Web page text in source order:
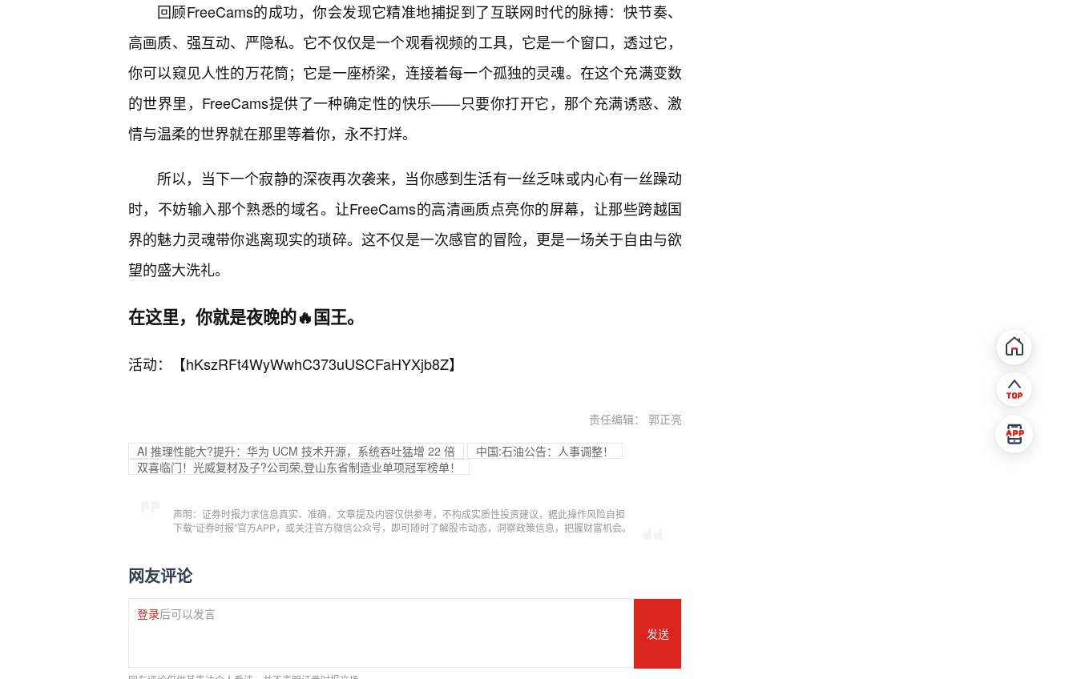
回顾FreeCams的成功，你会发现它精准地捕捉到了互联网时代的脉搏：快节奏、
高画质、强互动、严隐私。它不仅仅是一个观看视频的工具，它是一个窗口，透过它，
你可以窥见人性的万花筒；它是一座桥梁，连接着每一个孤独的灵魂。在这个充满变数
的世界里，FreeCams提供了一种确定性的快乐——只要你打开它，那个充满诱惑、激
情与温柔的世界就在那里等着你，永不打烊。
所以，当下一个寂静的深夜再次袭来，当你感到生活有一丝乏味或内心有一丝躁动
时，不妨输入那个熟悉的域名。让FreeCams的高清画质点亮你的屏幕，让那些跨越国
界的魅力灵魂带你逃离现实的琐碎。这不仅是一次感官的冒险，更是一场关于自由与欲
望的盛大洗礼。
在这里，你就是夜晚的🔥国王。
活动：【hKszRFt4WyWwhC373uUSCFaHYXjb8Z】
责任编辑： 郭正亮
AI 推理性能大?提升：华为 UCM 技术开源，系统吞吐猛增 22 倍
中国:石油公告：人事调整！
双喜临门！光威复材及子?公司荣,登山东省制造业单项冠军榜单！
声明：证券时报力求信息真实、准确，文章提及内容仅供参考，不构成实质性投资建议，据此操作风险自担
下载“证券时报”官方APP，或关注官方微信公众号，即可随时了解股市动态，洞察政策信息，把握财富机会。
网友评论
登录后可以发言
发送